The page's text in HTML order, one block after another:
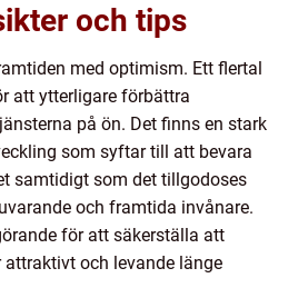
och tips
med optimism. Ett flertal
att ytterligare förbättra
på ön. Det finns en stark
som syftar till att bevara
samtidigt som det tillgodoses
och framtida invånare.
för att säkerställa att
och levande länge